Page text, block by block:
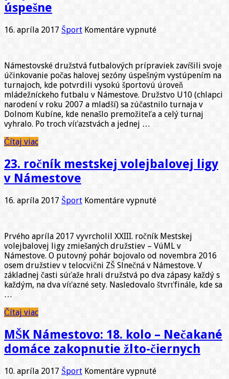
úspešne
16. apríla 2017 Šport Komentáre vypnuténa
prípraviek
ukončili
halovú
sezónu
úspešne
Námestovské družstvá futbalových prípraviek zavŕšili svoje
účinkovanie počas halovej sezóny úspešným vystúpením na
turnajoch, kde potvrdili vysokú športovú úroveň
mládežníckeho futbalu v Námestove. Družstvo U10 (chlapci
narodení v roku 2007 a mladší) sa zúčastnilo turnaja v
Dolnom Kubíne, kde nenašlo premožiteľa a celý turnaj
vyhralo. Po troch víťazstvách a jednej …
Čítaj viac
23. ročník mestskej volejbalovej ligy
v Námestove
16. apríla 2017 Šport Komentáre vypnuténa
volejbalovej
ligy
v
Námestove
Prvého apríla 2017 vyvrcholil XXIII. ročník Mestskej
volejbalovej ligy zmiešaných družstiev – VúML v
Námestove. O putovný pohár bojovalo od novembra 2016
osem družstiev v telocvični ZŠ Slnečná v Námestove. V
základnej časti súťaže hrali družstvá po dva zápasy každý s
každým, na dva víťazné sety. Nasledovalo štvrťfinále, kde sa
…
Čítaj viac
MŠK Námestovo: 18. kolo – Nečakané
domáce zakopnutie žlto-čiernych
10. apríla 2017 Šport Komentáre vypnuténa